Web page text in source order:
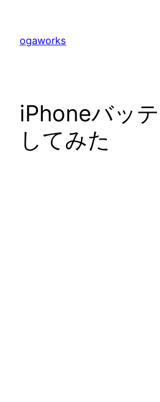
ogaworks
iPhoneバッ
してみた